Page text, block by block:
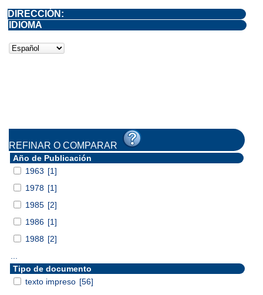
DIRECCIÓN:
IDIOMA
REFINAR O COMPARAR
Año de Publicación
1963 [1]
1978 [1]
1985 [2]
1986 [1]
1988 [2]
Tipo de documento
texto impreso [56]